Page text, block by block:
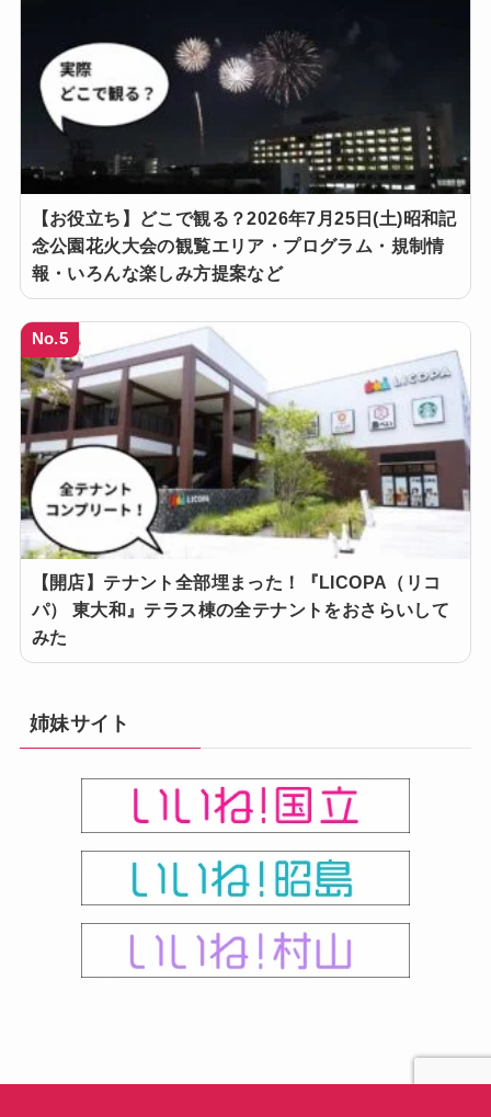
【お役立ち】どこで観る？2026年7月25日(土)昭和記
念公園花火大会の観覧エリア・プログラム・規制情
報・いろんな楽しみ方提案など
No.5
【開店】テナント全部埋まった！『LICOPA（リコ
パ） 東大和』テラス棟の全テナントをおさらいして
みた
姉妹サイト